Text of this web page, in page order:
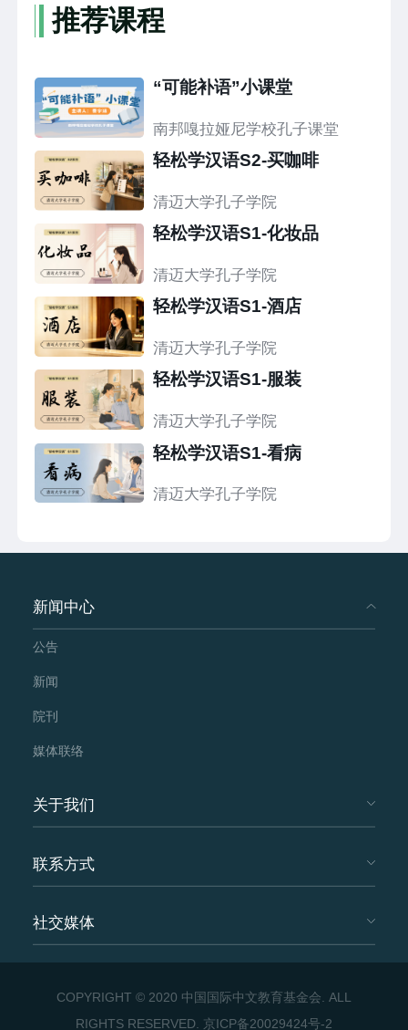
推荐课程
“可能补语”小课堂
南邦嘎拉娅尼学校孔子课堂
轻松学汉语S2-买咖啡
清迈大学孔子学院
轻松学汉语S1-化妆品
清迈大学孔子学院
轻松学汉语S1-酒店
清迈大学孔子学院
轻松学汉语S1-服装
清迈大学孔子学院
轻松学汉语S1-看病
清迈大学孔子学院
新闻中心
公告
新闻
院刊
媒体联络
关于我们
联系方式
社交媒体
COPYRIGHT © 2020 中国国际中文教育基金会. ALL
RIGHTS RESERVED. 京ICP备20029424号-2